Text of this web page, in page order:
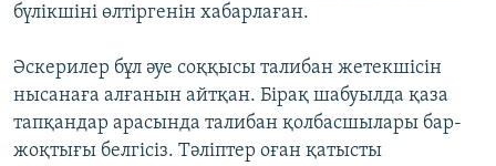
Басқа тілдерде
бүлікшіні өлтіргенін хабарлаған.
Әскерилер бұл әуе соққысы талибан жетекшісін
нысанаға алғанын айтқан. Бірақ шабуылда қаза
тапқандар арасында талибан қолбасшылары бар-
жоқтығы белгісіз. Тәліптер оған қатысты